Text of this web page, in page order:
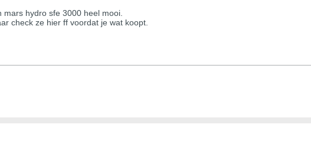
mars hydro sfe 3000 heel mooi.
check ze hier ff voordat je wat koopt.